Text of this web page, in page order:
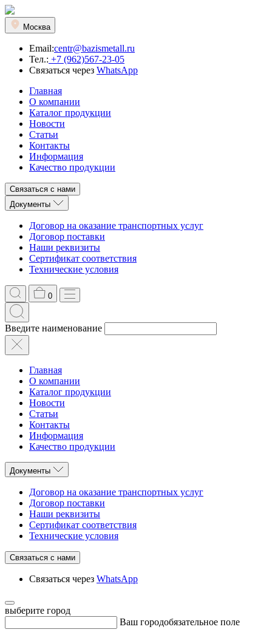
Москва
Email:centr@bazismetall.ru
Тел.: +7 (962)567-23-05
Связаться через WhatsApp
Главная
О компании
Каталог продукции
Новости
Статьи
Контакты
Информация
Качество продукции
Связаться с нами
Документы
Договор на оказание транспортных услуг
Договор поставки
Наши реквизиты
Сертификат соответствия
Технические условия
0
Введите наименование
Главная
О компании
Каталог продукции
Новости
Статьи
Контакты
Информация
Качество продукции
Документы
Договор на оказание транспортных услуг
Договор поставки
Наши реквизиты
Сертификат соответствия
Технические условия
Связаться с нами
Связаться через WhatsApp
выберите город
Ваш городобязательное поле